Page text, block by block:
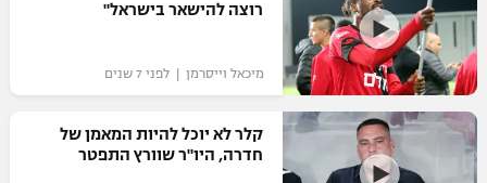
רוצה להישאר בישראל"
מיכאל וייסרמן | לפני 7 שנים
קלר לא יוכל להיות המאמן של
חדרה, היו"ר שוורץ התפטר